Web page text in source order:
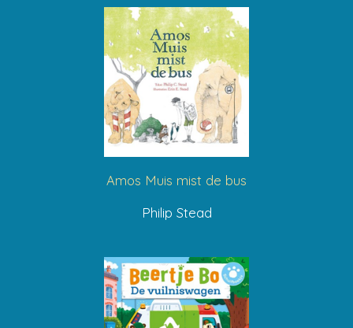
Amos Muis mist de bus
Philip Stead